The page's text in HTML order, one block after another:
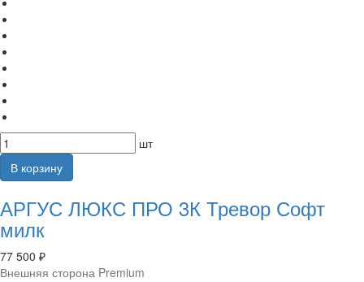
шт
В корзину
АРГУС ЛЮКС ПРО 3К Тревор Софт
милк
77 500 ₽
Внешняя сторона Premium